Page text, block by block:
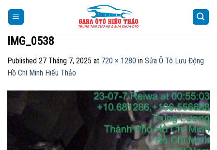
IMG_0538
Published 27 Tháng 7, 2025 at 720 × 1280 in Sửa Ô Tô Lưu Động
Hồ Chí Minh Hiếu Thảo